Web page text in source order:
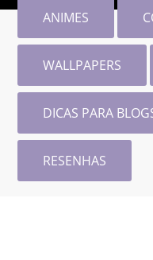
ANIMES
WALLPAPERS
DICAS PARA
RESENHAS